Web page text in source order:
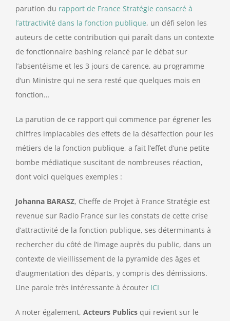
parution du rapport de France Stratégie consacré à
l’attractivité dans la fonction publique, un défi selon les
auteurs de cette contribution qui paraît dans un contexte
de fonctionnaire bashing relancé par le débat sur
l’absentéisme et les 3 jours de carence, au programme
d’un Ministre qui ne sera resté que quelques mois en
fonction…
La parution de ce rapport qui commence par égrener les
chiffres implacables des effets de la désaffection pour les
métiers de la fonction publique, a fait l’effet d’une petite
bombe médiatique suscitant de nombreuses réaction,
dont voici quelques exemples :
Johanna BARASZ, Cheffe de Projet à France Stratégie est
revenue sur Radio France sur les constats de cette crise
d’attractivité de la fonction publique, ses déterminants à
rechercher du côté de l’image auprès du public, dans un
contexte de vieillissement de la pyramide des âges et
d’augmentation des départs, y compris des démissions.
Une parole très intéressante à écouter ICI
A noter également, Acteurs Publics qui revient sur le